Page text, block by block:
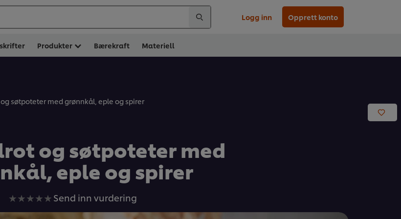
Logg inn Opprett konto
Produkter Bærekraft Materiell
søtpoteter med grønnkål, eple og spirer
og søtpoteter med
eple og spirer
Ingen
vurderinger
Send inn vurdering